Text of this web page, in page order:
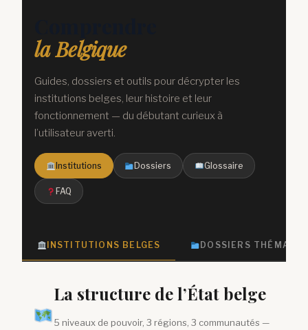
la Belgique
Guides, dossiers et outils pour décrypter les
institutions belges, leur histoire et leur
fonctionnement — du débutant curieux à
l’utilisateur averti.
Institutions Dossiers Glossaire
FAQ
INSTITUTIONS BELGES DOSSIERS
La structure de l’État belge
5 niveaux de pouvoir, 3 régions, 3 communautés —